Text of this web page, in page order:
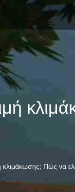
κλιμάκωσης; Πώς να